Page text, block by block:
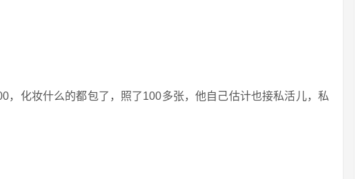
，化妆什么的都包了，照了100多张，他自己估计也接私活儿，私